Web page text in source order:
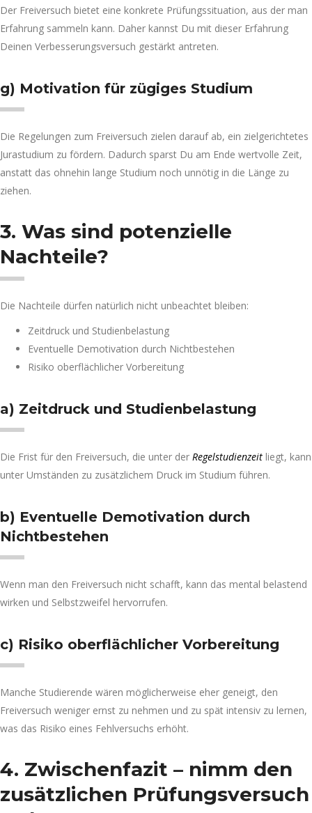
Der Freiversuch bietet eine konkrete Prüfungssituation, aus der man
Erfahrung sammeln kann. Daher kannst Du mit dieser Erfahrung
Deinen Verbesserungsversuch gestärkt antreten.
g) Motivation für zügiges Studium
Die Regelungen zum Freiversuch zielen darauf ab, ein zielgerichtetes
Jurastudium zu fördern. Dadurch sparst Du am Ende wertvolle Zeit,
anstatt das ohnehin lange Studium noch unnötig in die Länge zu
ziehen.
3. Was sind potenzielle
Nachteile?
Die Nachteile dürfen natürlich nicht unbeachtet bleiben:
Zeitdruck und Studienbelastung
Eventuelle Demotivation durch Nichtbestehen
Risiko oberflächlicher Vorbereitung
a) Zeitdruck und Studienbelastung
Die Frist für den Freiversuch, die unter der Regelstudienzeit liegt, kann
unter Umständen zu zusätzlichem Druck im Studium führen.
b) Eventuelle Demotivation durch
Nichtbestehen
Wenn man den Freiversuch nicht schafft, kann das mental belastend
wirken und Selbstzweifel hervorrufen.
c) Risiko oberflächlicher Vorbereitung
Manche Studierende wären möglicherweise eher geneigt, den
Freiversuch weniger ernst zu nehmen und zu spät intensiv zu lernen,
was das Risiko eines Fehlversuchs erhöht.
4. Zwischenfazit – nimm den
zusätzlichen Prüfungsversuch